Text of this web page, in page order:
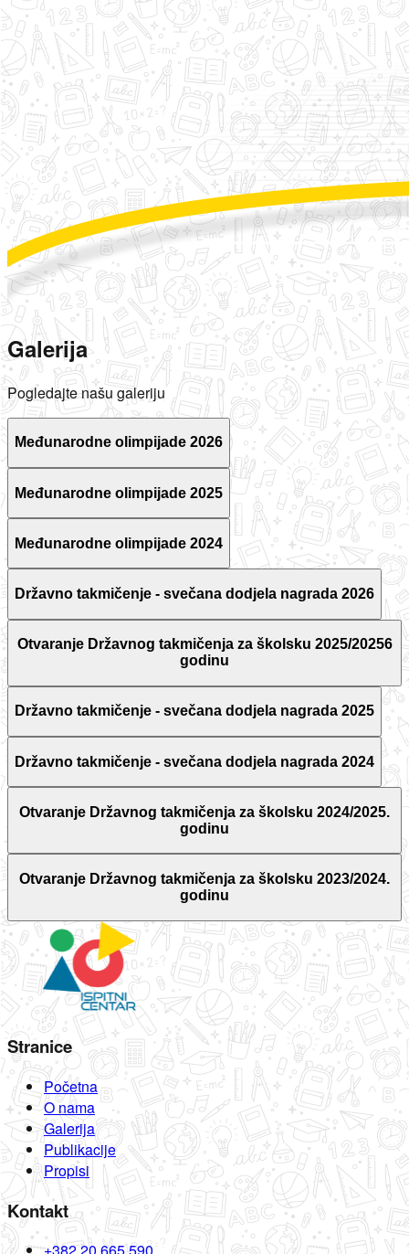
Galerija
Pogledajte našu galeriju
Međunarodne olimpijade 2026
Međunarodne olimpijade 2025
Međunarodne olimpijade 2024
Državno takmičenje - svečana dodjela nagrada 2026
Otvaranje Državnog takmičenja za školsku 2025/20256
godinu
Državno takmičenje - svečana dodjela nagrada 2025
Državno takmičenje - svečana dodjela nagrada 2024
Otvaranje Državnog takmičenja za školsku 2024/2025.
godinu
Otvaranje Državnog takmičenja za školsku 2023/2024.
godinu
Stranice
Početna
O nama
Galerija
Publikacije
Propisi
Kontakt